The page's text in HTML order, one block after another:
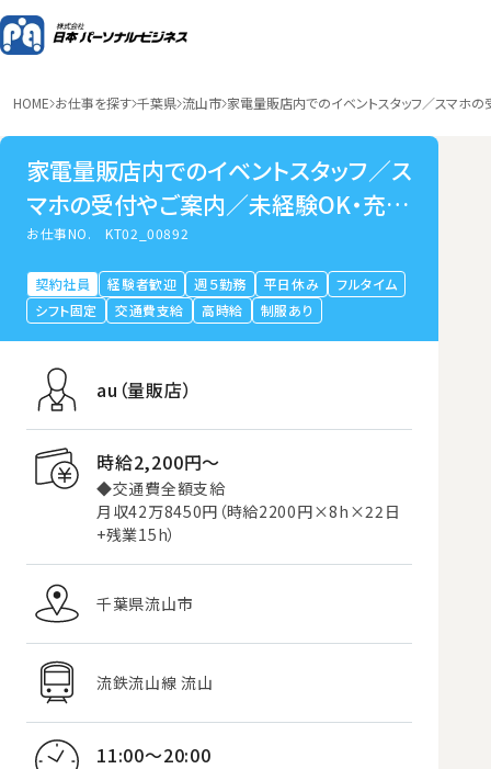
HOME お仕事を探す 千葉県 流山市 家電量販店内でのイベントスタッフ／スマホ
家電量販店内でのイベントスタッフ／ス
マホの受付やご案内／未経験OK・充実
の研修サポート／流山
お仕事NO.KT02_00892
契約社員 経験者歓迎 週５勤務 平日休み
フルタイム
シフト固定
交通費支給 高時給 制服あり
au（量販店）
時給2,200円〜
◆交通費全額支給
月収42万8450円（時給2200円×8h×22日
+残業15h）
千葉県流山市
流鉄流山線 流山
11:00～20:00